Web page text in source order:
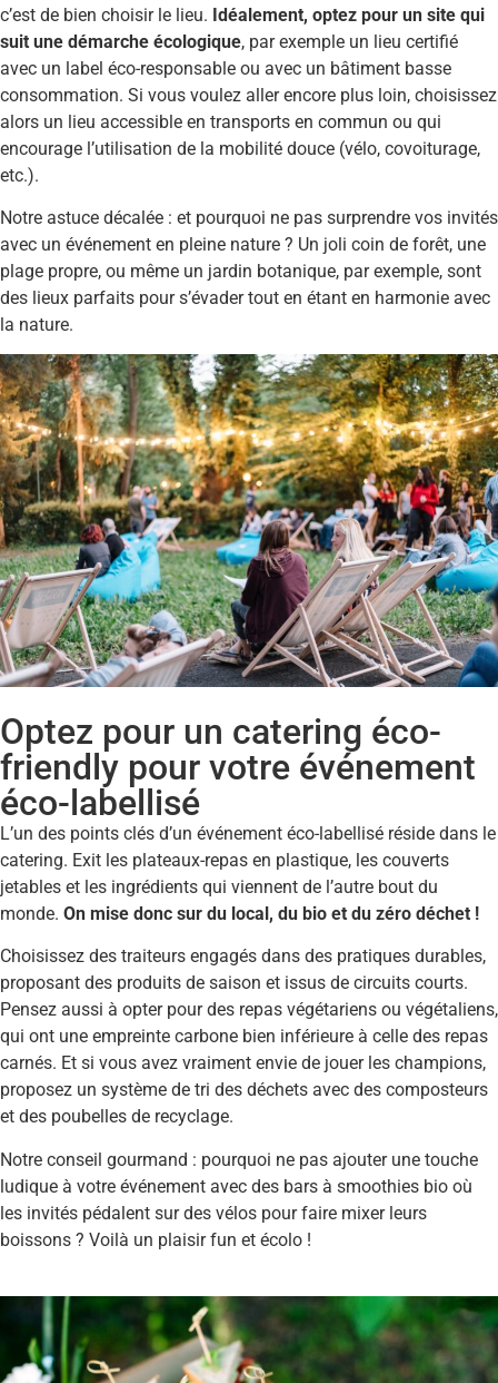
c’est de bien choisir le lieu. Idéalement, optez pour un site qui
suit une démarche écologique, par exemple un lieu certifié
avec un label éco-responsable ou avec un bâtiment basse
consommation. Si vous voulez aller encore plus loin, choisissez
alors un lieu accessible en transports en commun ou qui
encourage l’utilisation de la mobilité douce (vélo, covoiturage,
etc.).
Notre astuce décalée : et pourquoi ne pas surprendre vos invités
avec un événement en pleine nature ? Un joli coin de forêt, une
plage propre, ou même un jardin botanique, par exemple, sont
des lieux parfaits pour s’évader tout en étant en harmonie avec
la nature.
Optez pour un catering éco-
friendly pour votre événement
éco-labellisé
L’un des points clés d’un événement éco-labellisé réside dans le
catering. Exit les plateaux-repas en plastique, les couverts
jetables et les ingrédients qui viennent de l’autre bout du
monde. On mise donc sur du local, du bio et du zéro déchet !
Choisissez des traiteurs engagés dans des pratiques durables,
proposant des produits de saison et issus de circuits courts.
Pensez aussi à opter pour des repas végétariens ou végétaliens,
qui ont une empreinte carbone bien inférieure à celle des repas
carnés. Et si vous avez vraiment envie de jouer les champions,
proposez un système de tri des déchets avec des composteurs
et des poubelles de recyclage.
Notre conseil gourmand : pourquoi ne pas ajouter une touche
ludique à votre événement avec des bars à smoothies bio où
les invités pédalent sur des vélos pour faire mixer leurs
boissons ? Voilà un plaisir fun et écolo !